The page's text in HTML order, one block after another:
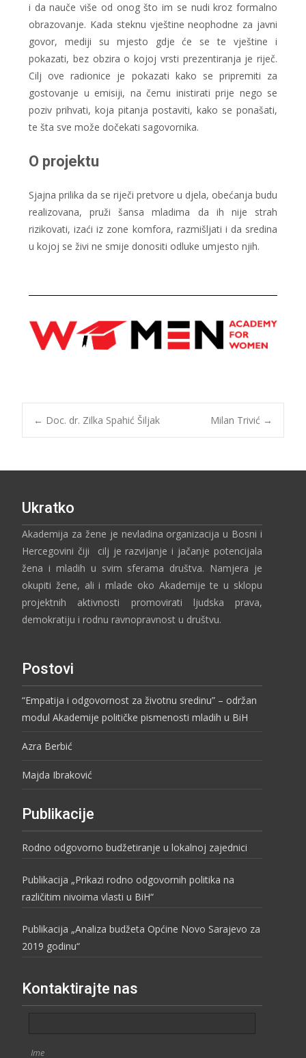
i da nauče više od onog što im se nudi kroz formalno
obrazovanje. Kada steknu vještine neophodne za javni
govor, mediji su mjesto gdje će se te vještine i
pokazati, bez obzira o kojoj vrsti prezentiranja je riječ.
Cilj ove radionice je pokazati kako se pripremiti za
gostovanje u emisiji, na čemu inistirati prije nego se
poziv prihvati, koja pitanja postaviti, kako se ponašati,
te šta sve može dočekati sagovornika.
O projektu
Sjajna prilika da se riječi pretvore u djela, obećanja budu
realizovana, pruži šansa mladima da ih nije strah
rizikovati, izaći iz zone komfora, razmišljati i da sredina
u kojoj se živi ne smije donositi odluke umjesto njih.
← Doc. dr. Zilka Spahić Šiljak Milan Trivić →
Ukratko
Akademija za žene je nevladina organizacija u Bosni i
Hercegovini čiji cilj je razvijanje i jačanje potencijala
žena i mladih u svim sferama društva. Namjera je
okupiti žene, ali i mlade oko Akademije te u sklopu
projektnih aktivnosti promovirati ljudska prava,
demokratiju i rodnu ravnopravnost u društvu.
Postovi
“Empatija i odgovornost za životnu sredinu” – održan
modul Akademije političke pismenosti mladih u BiH
Azra Berbić
Majda Ibraković
Publikacije
Rodno odgovorno budžetiranje u lokalnoj zajednici
Publikacija „Prikazi rodno odgovornih politika na
različitim nivoima vlasti u BiH“
Publikacija „Analiza budžeta Općine Novo Sarajevo za
2019 godinu“
Kontaktirajte nas
Ime